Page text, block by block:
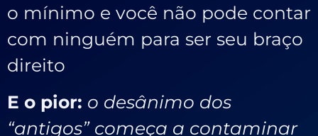
o mínimo e você não pode contar
com ninguém para ser seu braço
direito
E o pior: o desânimo dos
“antigos” começa a contaminar